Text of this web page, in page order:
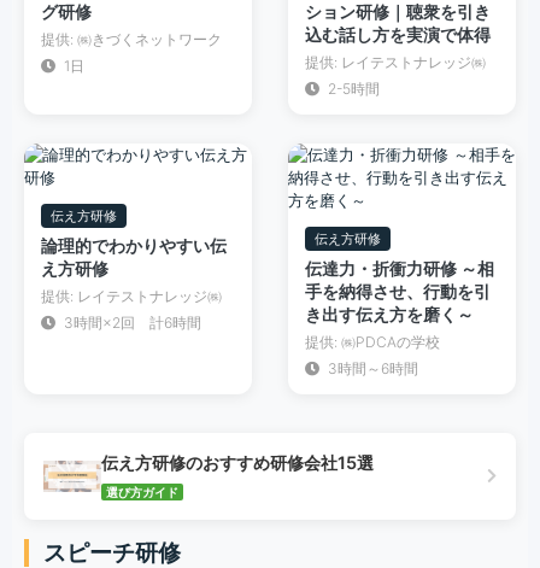
グ研修
提供: ㈱きづくネットワーク
1日
ション研修｜聴衆を引き
込む話し方を実演で体得
提供: レイテストナレッジ㈱
2-5時間
伝え方研修
論理的でわかりやすい伝
え方研修
提供: レイテストナレッジ㈱
3時間×2回 計6時間
伝え方研修
伝達力・折衝力研修 ～相
手を納得させ、行動を引
き出す伝え方を磨く～
提供: ㈱PDCAの学校
3時間～6時間
伝え方研修のおすすめ研修会社15選
選び方ガイド
スピーチ研修